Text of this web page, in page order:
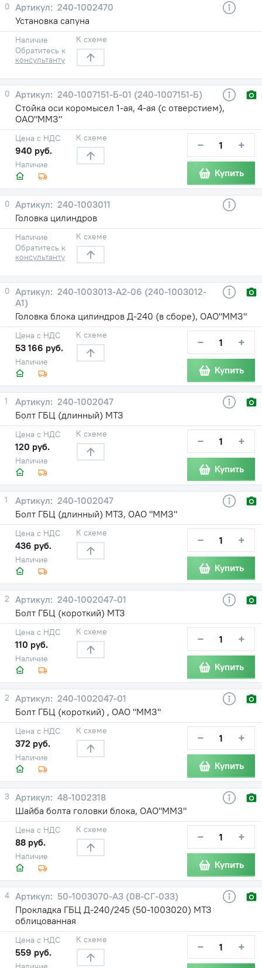
0
240-1002470
Установка сапуна
Наличие
Обратитесь к
консультанту
К схеме
0
240-1007151-Б-01 (240-1007151-Б)
Стойка оси коромысел 1-ая, 4-ая (с отверстием),
ОАО"ММЗ"
Наличие
Цена с НДС
940 руб.
К схеме − +
Купить
0
240-1003011
Головка цилиндров
Наличие
Обратитесь к
консультанту
К схеме
0
240-1003013-A2-06 (240-1003012-
А1)
Головка блока цилиндров Д-240 (в сборе), ОАО"ММЗ"
Наличие
Цена с НДС
53 166 руб.
К схеме − +
Купить
1
240-1002047
Болт ГБЦ (длинный) МТЗ
Наличие
Цена с НДС
120 руб.
К схеме − +
Купить
1
240-1002047
Болт ГБЦ (длинный) МТЗ, ОАО "ММЗ"
Наличие
Цена с НДС
436 руб.
К схеме − +
Купить
2
240-1002047-01
Болт ГБЦ (короткий) МТЗ
Наличие
Цена с НДС
110 руб.
К схеме − +
Купить
2
240-1002047-01
Болт ГБЦ (короткий) , ОАО "ММЗ"
Наличие
Цена с НДС
372 руб.
К схеме − +
Купить
3
48-1002318
Шайба болта головки блока, ОАО"ММЗ"
Наличие
Цена с НДС
88 руб.
К схеме − +
Купить
4
50-1003070-А3 (08-СГ-033)
Прокладка ГБЦ Д-240/245 (50-1003020) МТЗ
облицованная
Цена с НДС
559 руб.
К схеме − +